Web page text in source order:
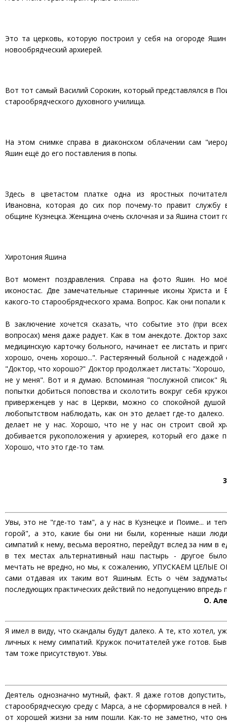
Это та церковь, которую построил у себя на огороде
новообрядческий архиерей.
Вот тот самый Василий Сорокин, который представлялся в
старообрядческого духовного училища.
На этом снимке справа в диаконском облачении сам
Яшин ещё до его поставления в попы.
Здесь в цветастом платке одна из яростных
Ивановна, которая до сих пор почему-то правит службу
общине Кузнецка. Женщина очень склочная и за Яшина стоит
Хиротония Яшина
Вот момент поздравления. Справа на фото Яшин. Но
иконостас. Две замечательные старинные иконы Христа и
какого-то старообрядческого храма. Вопрос. Как они попали к
В заключение хочется сказать, что событие это (при
вопросах) меня даже радует. Как в том анекдоте. Доктор
медицинскую карточку больного, начинает ее листать и
хорошо, очень хорошо...". Растерянный больной с надеждой
"Доктор, что хорошо?" Доктор продолжает листать:
не у меня". Вот и я думаю. Вспоминая "послужной список"
попытки добиться поповства и сколотить вокруг себя
приверженцев у нас в Церкви, можно со спокойной
любопытством наблюдать, как он это делает где-то
делает не у нас. Хорошо, что не у нас он строит свой
добивается рукоположения у архиерея, который его даже
Хорошо, что это где-то там.
Увы, это не "где-то там", а у нас в Кузнецке и Поиме... и
горой", а это, какие бы они ни были, коренные наши
симпатий к нему, весьма вероятно, перейдут вслед за ним в
в тех местах альтернативный наш пастырь - другое
мечтать не вредно, но мы, к сожалению, УПУСКАЕМ ЦЕЛЫЕ
сами отдавая их таким вот Яшиным. Есть о чём
последующих практических действий по недопущению впредь
О.
Я имел в виду, что скандалы будут далеко. А те, кто хотел,
личных к нему симпатий. Кружок почитателей уже готов.
там тоже присутствуют. Увы.
Деятель однозначно мутный, факт. Я даже готов
старообрядческую среду с Марса, а не сформировался в
от хорошей жизни за ним пошли. Как-то не заметно, что